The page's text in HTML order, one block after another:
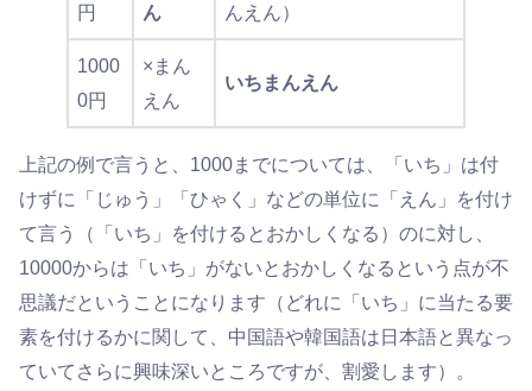
円
ん
んえん）
1000
0円
×まん
えん
いちまんえん
上記の例で言うと、1000までについては、「いち」は付
けずに「じゅう」「ひゃく」などの単位に「えん」を付け
て言う（「いち」を付けるとおかしくなる）のに対し、
10000からは「いち」がないとおかしくなるという点が不
思議だということになります（どれに「いち」に当たる要
素を付けるかに関して、中国語や韓国語は日本語と異なっ
ていてさらに興味深いところですが、割愛します）。